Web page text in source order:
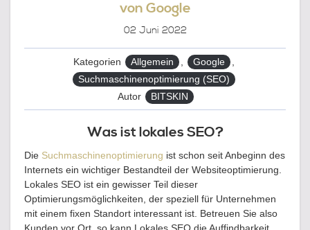
von Google
02 Juni 2022
Kategorien Allgemein Google
Suchmaschinenoptimierung (SEO)
Autor
BITSKIN
Was ist lokales SEO?
Die Suchmaschinenoptimierung ist schon seit Anbeginn des
Internets ein wichtiger Bestandteil der Websiteoptimierung.
Lokales SEO ist ein gewisser Teil dieser
Optimierungsmöglichkeiten, der speziell für Unternehmen
mit einem fixen Standort interessant ist. Betreuen Sie also
Kunden vor Ort, so kann Lokales SEO die Auffindbarkeit